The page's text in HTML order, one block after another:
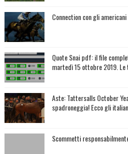
Connection con gli americani
Quote Snai pdf: il file
martedì 15 ottobre 2019. Le
Aste: Tattersalls October
spadroneggia! Ecco gli
Scommetti